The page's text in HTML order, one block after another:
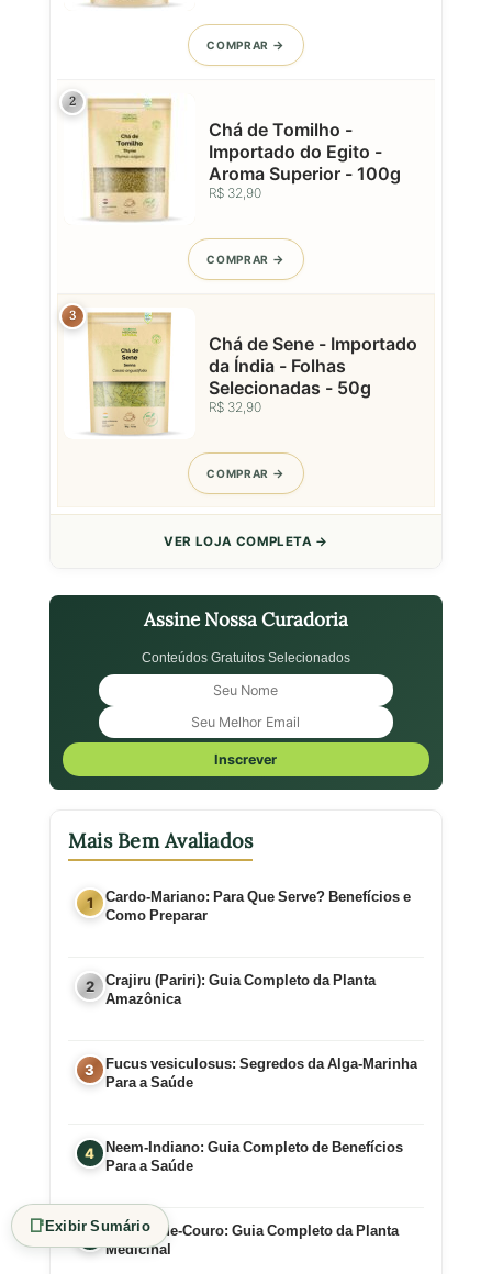
COMPRAR
2
Chá de Tomilho -
Importado do Egito -
Aroma Superior - 100g
R$ 32,90
COMPRAR
3
Chá de Sene - Importado
da Índia - Folhas
Selecionadas - 50g
R$ 32,90
COMPRAR
VER LOJA COMPLETA →
Assine Nossa Curadoria
Conteúdos Gratuitos Selecionados
Inscrever
Mais Bem Avaliados
Cardo-Mariano: Para Que Serve? Benefícios e
Como Preparar
Crajiru (Pariri): Guia Completo da Planta
Amazônica
Fucus vesiculosus: Segredos da Alga-Marinha
Para a Saúde
Neem-Indiano: Guia Completo de Benefícios
Para a Saúde
Chapéu-de-Couro: Guia Completo da Planta
Medicinal
📑Exibir Sumário